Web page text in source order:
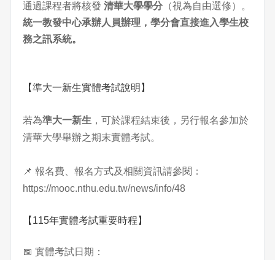
通過課程者將核發 清華大學學分 （視為自由選修）。
統一教發中心承辦人員辦理，學分會直接進入學生校
務之訊系統。
【準大一新生實體考試說明】
若為準大一新生 ，可於課程結束後，另行報名參加於
清華大學舉辦之期末實體考試。
📌 報名費、報名方式及相關資訊請參閱：
https://mooc.nthu.edu.tw/news/info/48
【115年實體考試重要時程】
📅 實體考試日期：